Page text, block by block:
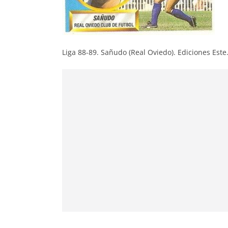
Liga 88-89. Sañudo (Real Oviedo). Ediciones Este.